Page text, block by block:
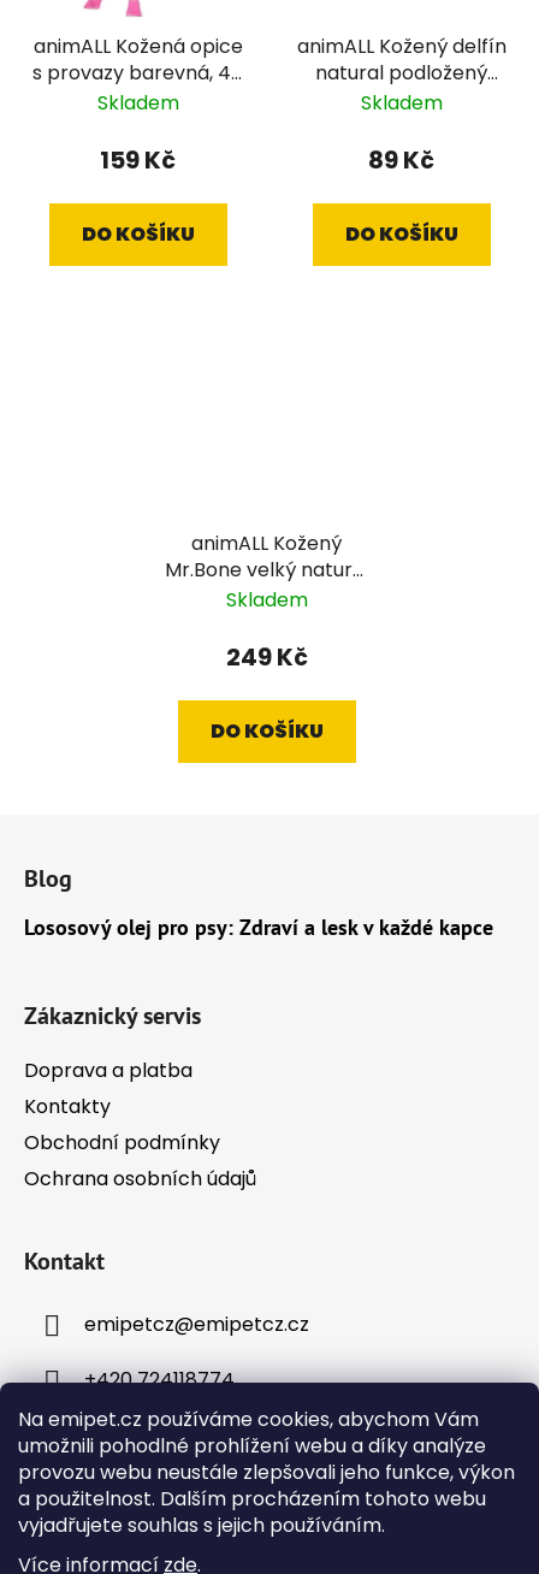
Na emipet.cz používáme cookies, abychom Vám
umožnili pohodlné prohlížení webu a díky analýze
provozu webu neustále zlepšovali jeho funkce, výkon
a použitelnost. Dalším procházením tohoto webu
vyjadřujete souhlas s jejich používáním.
Více informací zde.
animALL Kožená opice
s provazy barevná, 48
cm
Skladem
159 Kč
DO KOŠÍKU
animALL Kožený delfín
natural podložený
plstí, 12,5x14 cm
Skladem
89 Kč
DO KOŠÍKU
animALL Kožený
Mr.Bone velký natural
podložený plstí, 60x35
Skladem
249 Kč
DO KOŠÍKU
Blog
Lososový olej pro psy: Zdraví a lesk v každé kapce
Zákaznický servis
Doprava a platba
Kontakty
Obchodní podmínky
Ochrana osobních údajů
Kontakt
emipetcz@emipetcz.cz
+420 724118774
Instagram